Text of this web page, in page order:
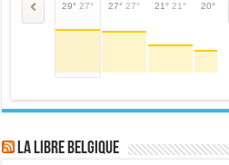
29° 27° 27° 27° 21° 21° 20°
LA Libre Belgique